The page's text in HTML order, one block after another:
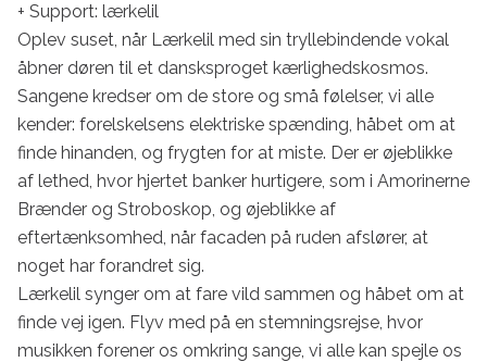
+ Support: lærkelil
Oplev suset, når Lærkelil med sin tryllebindende vokal
åbner døren til et dansksproget kærlighedskosmos.
Sangene kredser om de store og små følelser, vi alle
kender: forelskelsens elektriske spænding, håbet om at
finde hinanden, og frygten for at miste. Der er øjeblikke
af lethed, hvor hjertet banker hurtigere, som i Amorinerne
Brænder og Stroboskop, og øjeblikke af
eftertænksomhed, når facaden på ruden afslører, at
noget har forandret sig.
Lærkelil synger om at fare vild sammen og håbet om at
finde vej igen. Flyv med på en stemningsrejse, hvor
musikken forener os omkring sange, vi alle kan spejle os